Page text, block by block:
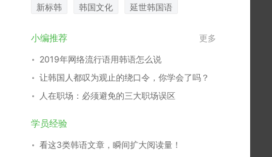
新标韩 韩国文化 延世韩国语
小编推荐 更多
2019年网络流行语用韩语怎么说
让韩国人都叹为观止的绕口令，你学会了吗？
人在职场：必须避免的三大职场误区
学员经验
看这3类韩语文章，瞬间扩大阅读量！